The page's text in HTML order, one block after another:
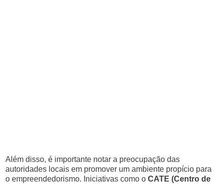
Além disso, é importante notar a preocupação das
autoridades locais em promover um ambiente propício para
o empreendedorismo. Iniciativas como oCATE (Centro de